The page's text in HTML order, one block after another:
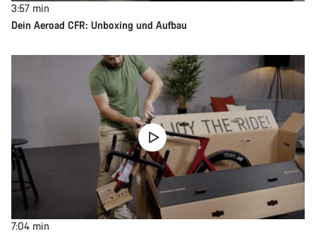
3:57 min
Dein Aeroad CFR: Unboxing und Aufbau
7:04 min